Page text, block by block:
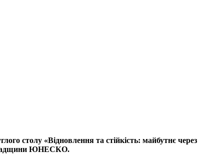
столу «Відновлення та стійкість: майбутнє через
спадщини ЮНЕСКО.